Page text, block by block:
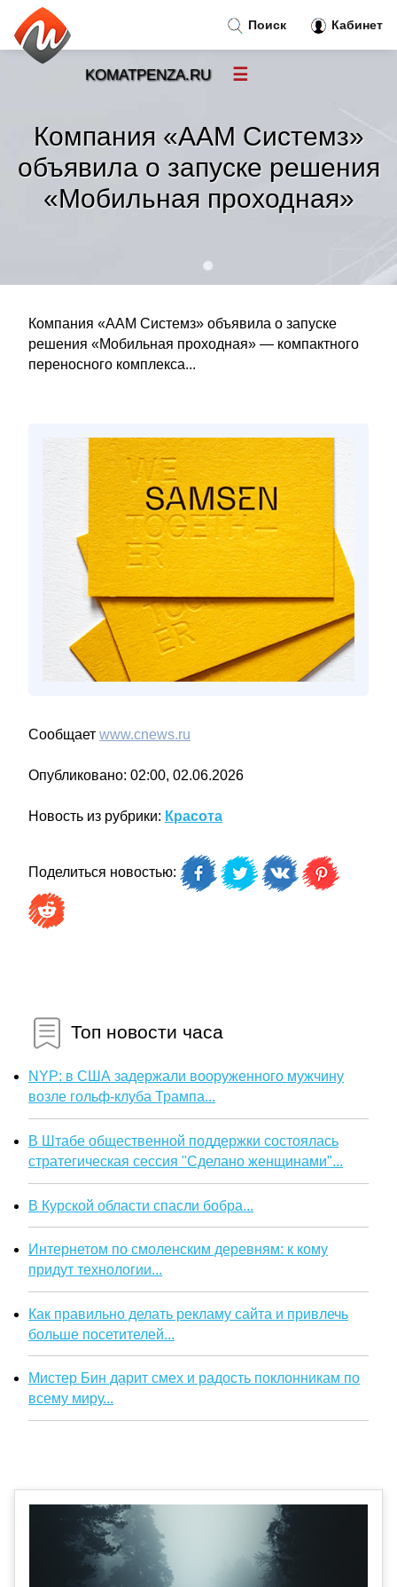
Компания «ААМ Системз»
объявила о запуске решения
«Мобильная проходная»
Компания «ААМ Системз» объявила о запуске
решения «Мобильная проходная» — компактного
переносного комплекса...
Сообщает www.cnews.ru
Опубликовано: 02:00, 02.06.2026
Новость из рубрики: Красота
Поделиться новостью:
Топ новости часа
NYP: в США задержали вооруженного мужчину
возле гольф-клуба Трампа...
В Штабе общественной поддержки состоялась
стратегическая сессия "Сделано женщинами"...
В Курской области спасли бобра...
Интернетом по смоленским деревням: к кому
придут технологии...
Как правильно делать рекламу сайта и привлечь
больше посетителей...
Мистер Бин дарит смех и радость поклонникам по
всему миру...
Поиск Кабинет
KOMATPENZA.RU ☰
Новости»
Тренды новостей»
Рубрики»